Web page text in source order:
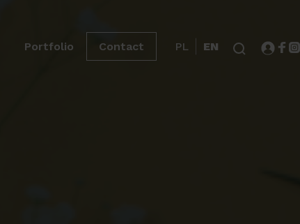
Portfolio Contact PL EN